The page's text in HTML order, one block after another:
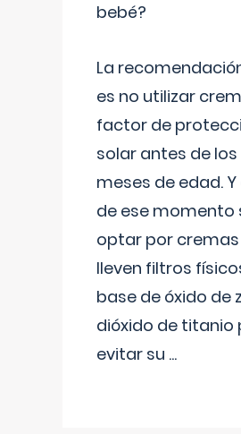
bebé?
La
es no utilizar
factor de
solar antes de los
meses de edad.
de ese momento
optar por
lleven filtros
base de óxido de
dióxido de titanio
evitar su ...